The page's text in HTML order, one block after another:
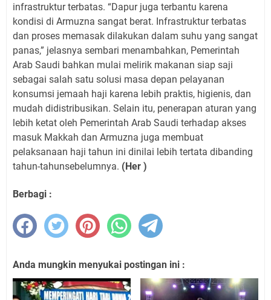
infrastruktur terbatas. “Dapur juga terbantu karena
kondisi di Armuzna sangat berat. Infrastruktur terbatas
dan proses memasak dilakukan dalam suhu yang sangat
panas,” jelasnya sembari menambahkan, Pemerintah
Arab Saudi bahkan mulai melirik makanan siap saji
sebagai salah satu solusi masa depan pelayanan
konsumsi jemaah haji karena lebih praktis, higienis, dan
mudah didistribusikan. Selain itu, penerapan aturan yang
lebih ketat oleh Pemerintah Arab Saudi terhadap akses
masuk Makkah dan Armuzna juga membuat
pelaksanaan haji tahun ini dinilai lebih tertata dibanding
tahun-tahunsebelumnya. (Her )
Berbagi :
Anda mungkin menyukai postingan ini :